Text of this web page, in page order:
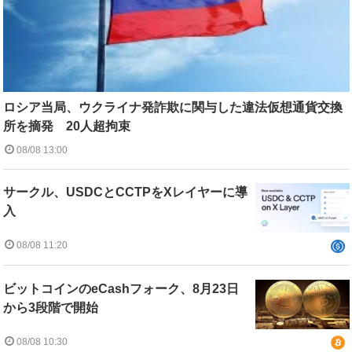
ロシア当局、ウクライナ発詐欺に関与した違法仮想通貨交換
所を摘発 20人超拘束
08/08 13:00
サークル、USDCとCCTPをXレイヤーに導
入
08/08 11:20
ビットコインのeCashフォーク、8月23日
から3段階で開始
08/08 10:30